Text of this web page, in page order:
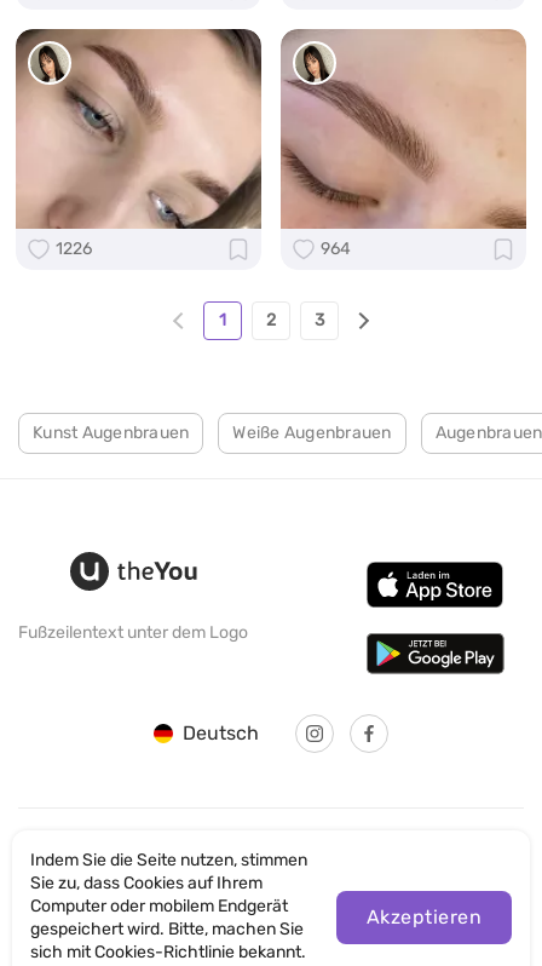
1226 964
1 2 3
Kunst Augenbrauen Weiße Augenbrauen
Fußzeilentext unter dem Logo
Deutsch
© SANTICUM INTERNATIONAL LTD
Datenschutz
Indem Sie die Seite nutzen, stimmen
Sie zu, dass Cookies auf Ihrem
Computer oder mobilem Endgerät
gespeichert wird. Bitte, machen Sie
sich mit Cookies-Richtlinie bekannt.
Akzeptieren